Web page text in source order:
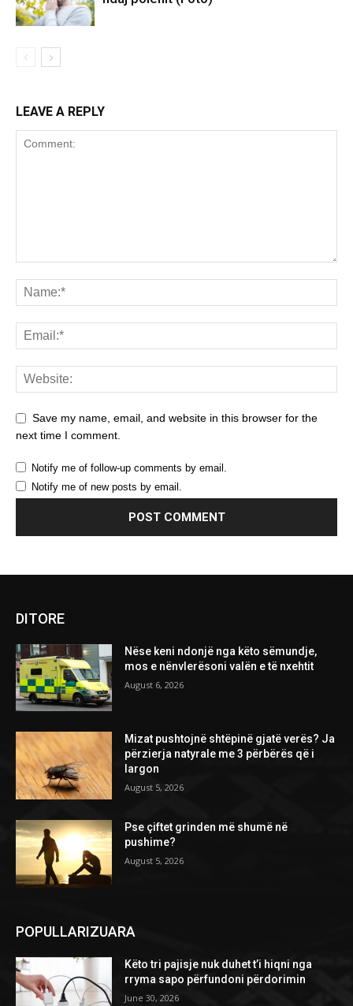
LEAVE A REPLY
Save my name, email, and website in this browser for the
next time I comment.
Notify me of follow-up comments by email.
Notify me of new posts by email.
DITORE
Nëse keni ndonjë nga këto sëmundje,
mos e nënvlerësoni valën e të nxehtit
August 6, 2026
Mizat pushtojnë shtëpinë gjatë verës? Ja
përzierja natyrale me 3 përbërës që i
largon
August 5, 2026
Pse çiftet grinden më shumë në
pushime?
August 5, 2026
POPULLARIZUARA
Këto tri pajisje nuk duhet t’i hiqni nga
rryma sapo përfundoni përdorimin
June 30, 2026